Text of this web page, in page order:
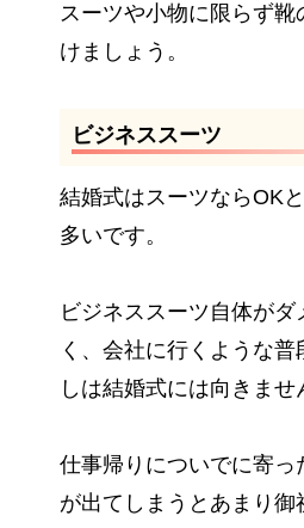
スーツや小物に限らず
けましょう。
ビジネススーツ
結婚式はスーツならOK
多いです。
ビジネススーツ自体が
く、会社に行くような
しは結婚式には向きませ
仕事帰りについでに寄っ
が出てしまうとあまり